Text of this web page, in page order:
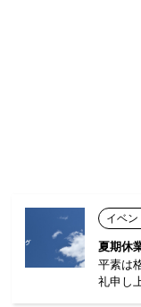
イベン
夏期休
平素は
礼申し